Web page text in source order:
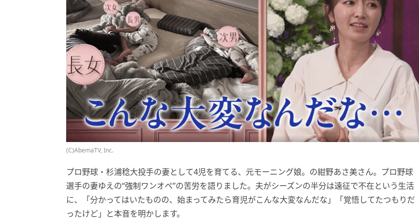
(C)AbemaTV, Inc.
プロ野球・杉浦稔大投手の妻として4児を育てる、元モーニング娘。の紺野あさ美さん。プロ野球
選手の妻ゆえの“強制ワンオペ”の苦労を語りました。夫がシーズンの半分は遠征で不在という生活
に、「分かってはいたものの、始まってみたら育児がこんな大変なんだな」「覚悟してたつもりだ
ったけど」と本音を明かします。